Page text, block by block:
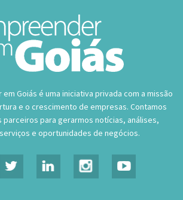
Goiás é uma iniciativa privada com a missão
e o crescimento de empresas. Contamos
parceiros para gerarmos notícias, análises,
e oportunidades de negócios.